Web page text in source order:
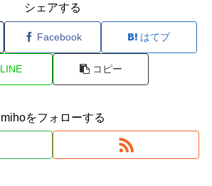
シェアする
Facebook はてブ
LINE コピー
mihoをフォローする